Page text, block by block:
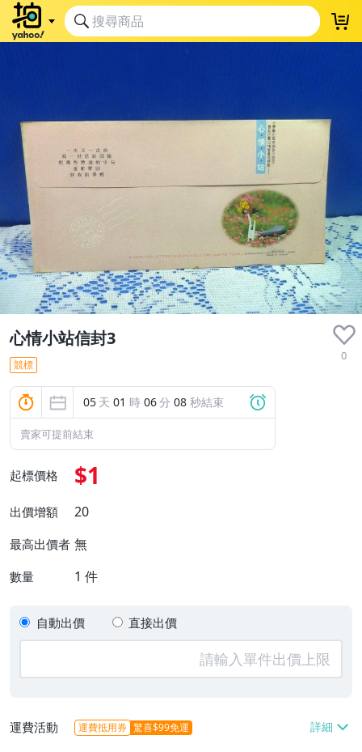
心情小站信封3
0
競標
05 天 01 時 06分 07 秒結束
賣家可提前結束
起標價格 $1
出價增額 20
最高出價者 無
數量 1 件
自動出價 直接出價
運費活動 運費抵用券 驚喜$99免運